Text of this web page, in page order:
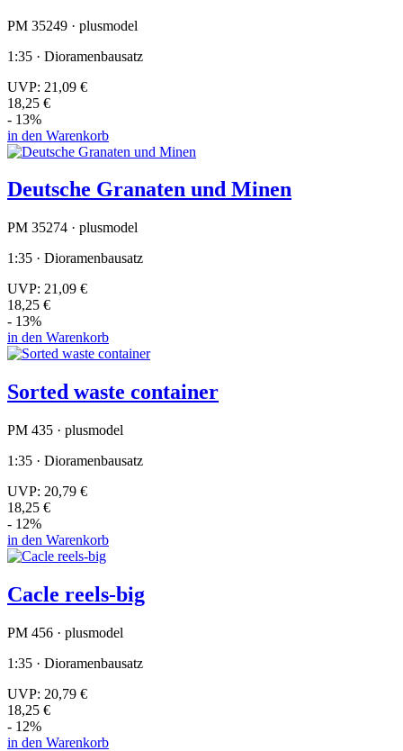
PM 35249 · plusmodel
1:35 · Dioramenbausatz
UVP: 21,09 €
18,25 €
- 13%
in den Warenkorb
Deutsche Granaten und Minen
PM 35274 · plusmodel
1:35 · Dioramenbausatz
UVP: 21,09 €
18,25 €
- 13%
in den Warenkorb
Sorted waste container
PM 435 · plusmodel
1:35 · Dioramenbausatz
UVP: 20,79 €
18,25 €
- 12%
in den Warenkorb
Cacle reels-big
PM 456 · plusmodel
1:35 · Dioramenbausatz
UVP: 20,79 €
18,25 €
- 12%
in den Warenkorb